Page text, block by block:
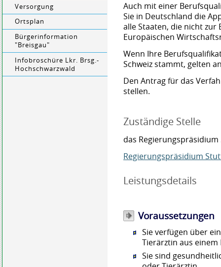
Versorgung
Ortsplan
Bürgerinformation
"Breisgau"
Infobroschüre Lkr. Brsg.-
Hochschwarzwald
Auch mit einer
Sie in Deutschland die
alle Staaten, die nicht zur
Europäischen
Wenn Ihre
Schweiz stammt, gelten
Den Antrag für das
stellen.
Zuständige Stelle
das
Regierungspräsidium
Leistungsdetails
Voraussetzungen
Sie verfügen über
Tierärztin aus
Sie sind